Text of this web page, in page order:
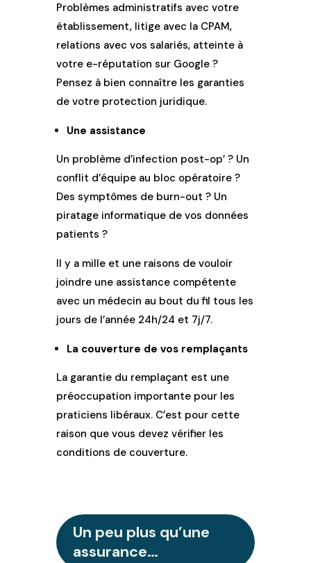
Problèmes administratifs avec votre
établissement, litige avec la CPAM,
relations avec vos salariés, atteinte à
votre e-réputation sur Google ?
Pensez à bien connaître les garanties
de votre protection juridique.
Une assistance
Un problème d’infection post-op’ ? Un
conflit d’équipe au bloc opératoire ?
Des symptômes de burn-out ? Un
piratage informatique de vos données
patients ?
Il y a mille et une raisons de vouloir
joindre une assistance compétente
avec un médecin au bout du fil tous les
jours de l’année 24h/24 et 7j/7.
La couverture de vos remplaçants
La garantie du remplaçant est une
préoccupation importante pour les
praticiens libéraux. C’est pour cette
raison que vous devez vérifier les
conditions de couverture.
Un peu plus qu’une
assurance…